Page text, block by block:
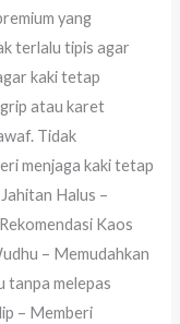
yang
terlalu tipis agar
kaki tetap
grip atau karet
Tidak
menjaga kaki tetap
Halus –
Kaos
– Memudahkan
tanpa melepas
– Memberi